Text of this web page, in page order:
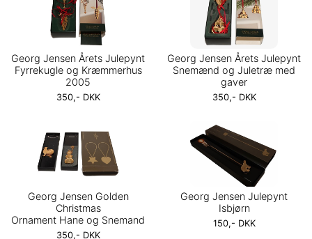
Georg Jensen Årets Julepynt
Fyrrekugle og Kræmmerhus
2005
350,- DKK
Georg Jensen Årets Julepynt
Snemænd og Juletræ med
gaver
350,- DKK
Georg Jensen Golden
Christmas
Ornament Hane og Snemand
350,- DKK
Georg Jensen Julepynt
Isbjørn
150,- DKK